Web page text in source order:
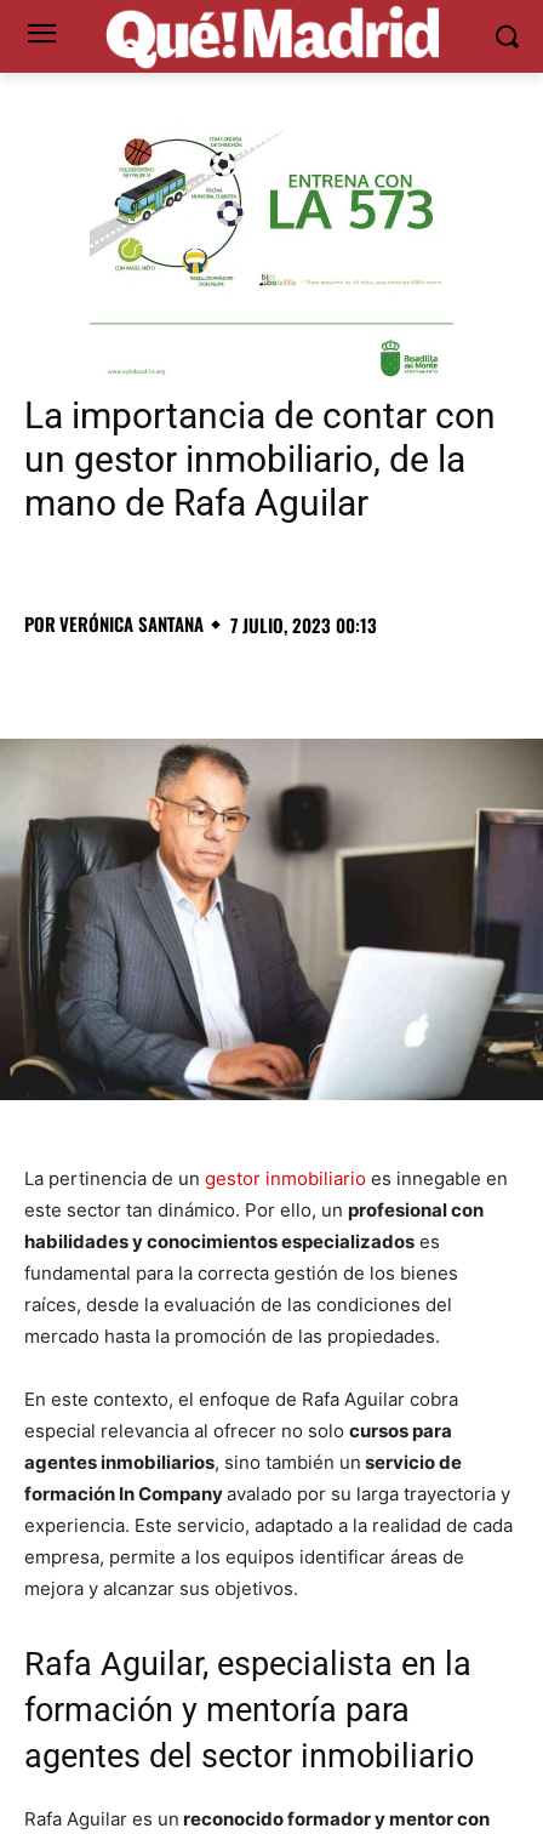
La importancia de contar con
un gestor inmobiliario, de la
mano de Rafa Aguilar
PORVERÓNICA SANTANA 7 JULIO, 2023 00:13
La pertinencia de un gestor inmobiliario es innegable en
este sector tan dinámico. Por ello, un profesional con
habilidades y conocimientos especializados es
fundamental para la correcta gestión de los bienes
raíces, desde la evaluación de las condiciones del
mercado hasta la promoción de las propiedades.
En este contexto, el enfoque de Rafa Aguilar cobra
especial relevancia al ofrecer no solo cursos para
agentes inmobiliarios, sino también un servicio de
formación In Companyavalado por su larga trayectoria y
experiencia. Este servicio, adaptado a la realidad de cada
empresa, permite a los equipos identificar áreas de
mejora y alcanzar sus objetivos.
Rafa Aguilar, especialista en la
formación y mentoría para
agentes del sector inmobiliario
Rafa Aguilar es un reconocido formador y mentor con